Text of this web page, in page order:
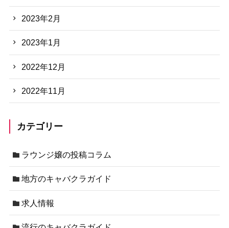
2023年2月
2023年1月
2022年12月
2022年11月
カテゴリー
ラウンジ嬢の投稿コラム
地方のキャバクラガイド
求人情報